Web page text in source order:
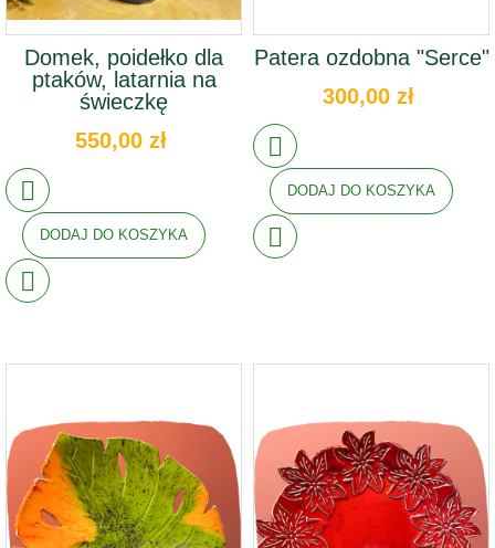
Domek, poidełko dla
ptaków, latarnia na
świeczkę
550,00 zł
DODAJ DO KOSZYKA
Patera ozdobna "Serce"
300,00 zł
DODAJ DO KOSZYKA